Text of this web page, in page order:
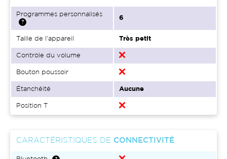
Programmes personnalisés
6
Taille de l'appareil Très petit
Contrôle du volume
Bouton poussoir
Étanchéité Aucune
Position T
CARACTÉRISTIQUES DE CONNECTIVITÉ